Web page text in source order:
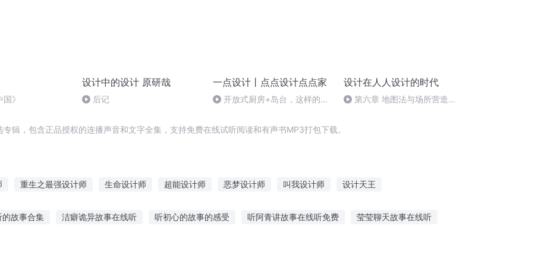
》
设计中的设计 原研哉
后记
一点设计丨点点设计点点家
开放式厨房+岛台，这样的装
设计在人人设计的时代
第六章 地图法与场所营造
辑，包含正品授权的连播声音和文字全集，支持免费在线试听阅读和有声书MP3打包下载。
重生之最强设计师 生命设计师 超能设计师 恶梦设计师 叫我设计师 设计天王
的故事合集 洁癖诡异故事在线听 听初心的故事的感受 听阿青讲故事在线听免费 莹莹聊天故事在线听